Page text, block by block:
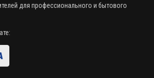
для профессионального и бытового